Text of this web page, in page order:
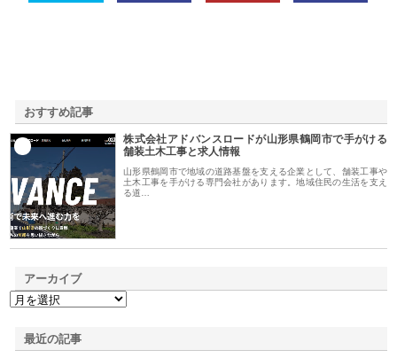
おすすめ記事
株式会社アドバンスロードが山形県鶴岡市で手がける
舗装土木工事と求人情報
山形県鶴岡市で地域の道路基盤を支える企業として、舗装工事や
土木工事を手がける専門会社があります。地域住民の生活を支え
る道…
アーカイブ
最近の記事